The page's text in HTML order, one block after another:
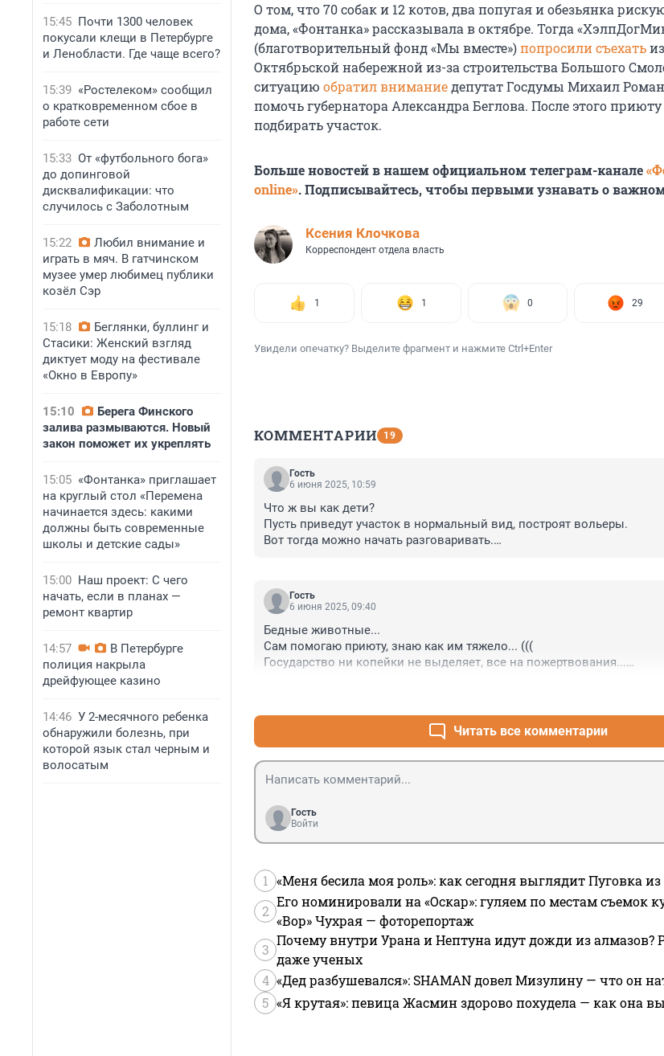
15:45 Почти 1300 человек
покусали клещи в Петербурге
и Ленобласти. Где чаще всего?
15:39 «Ростелеком» сообщил
о кратковременном сбое в
работе сети
15:33 От «футбольного бога»
до допинговой
дисквалификации: что
случилось с Заболотным
15:22
Любил внимание и
играть в мяч. В гатчинском
музее умер любимец публики
козёл Сэр
15:18
Беглянки, буллинг и
Стасики: Женский взгляд
диктует моду на фестивале
«Окно в Европу»
15:10
Берега Финского
залива размываются. Новый
закон поможет их укреплять
15:05 «Фонтанка» приглашает
на круглый стол «Перемена
начинается здесь: какими
должны быть современные
школы и детские сады»
15:00 Наш проект: С чего
начать, если в планах —
ремонт квартир
14:57
В Петербурге
полиция накрыла
дрейфующее казино
14:46 У 2-месячного ребенка
обнаружили болезнь, при
которой язык стал черным и
волосатым
О том, что 70 собак и 12 котов, два попугая и обезьянка
дома, «Фонтанка» рассказывала в октябре. Тогда
(благотворительный фонд «Мы вместе»)попросили съехать
Октябрьской набережной из-за строительства Большого
ситуацию обратил вниманиедепутат Госдумы Михаил
помочь губернатора Александра Беглова. После этого
подбирать участок.
Больше новостей в нашем официальном телеграм-канале
online». Подписывайтесь, чтобы первыми узнавать о
Ксения Клочкова
Корреспондент отдела власть
1 1 0 29
Увидели опечатку? Выделите фрагмент и нажмите Ctrl+Enter
КОММЕНТАРИИ 19
Гость
6 июня 2025, 10:59
Что ж вы как дети?
Пусть приведут участок в нормальный вид, построят вольеры.
Вот тогда можно начать разговаривать.
Гость
6 июня 2025, 09:40
Бедные животные...
Сам помогаю приюту, знаю как им тяжело... (((
Государство ни копейки не выделяет, все на пожертвования...
Читать все комментарии
Гость
Войти
1 «Меня бесила моя роль»: как сегодня выглядит Пуговка
2
Его номинировали на «Оскар»: гуляем по местам съемок
«Вор» Чухрая — фоторепортаж
3
Почему внутри Урана и Нептуна идут дожди из алмазов?
даже ученых
4 «Дед разбушевался»: SHAMAN довел Мизулину — что он
5 «Я крутая»: певица Жасмин здорово похудела — как она